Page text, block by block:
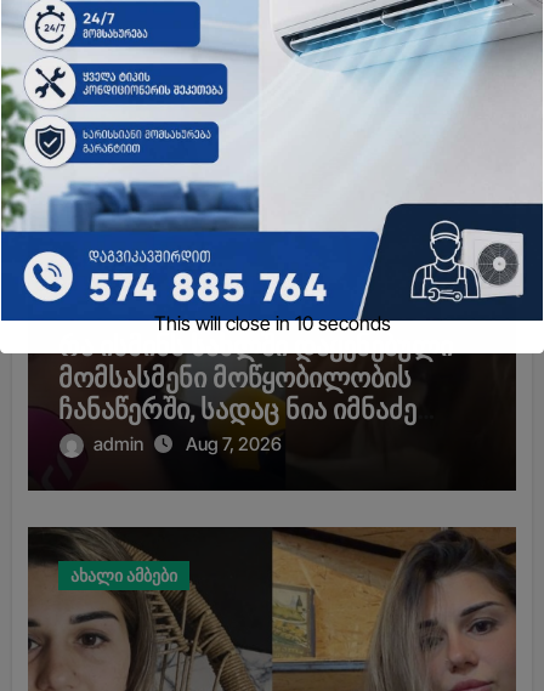
რა ისმინს სახლში დაყენებული
მომსასმენი მოწყობილობის
ჩანაწერში, სადაც ნია იმნაძე
მამას ესაუბრება?
admin Aug 7, 2026
ახალი ამბები
This will close in9seconds